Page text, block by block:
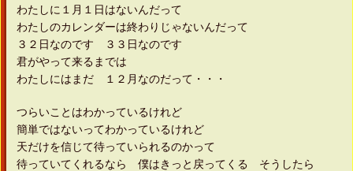
わたしに１月１日はないんだって
わたしのカレンダーは終わりじゃないんだって
３２日なのです ３３日なのです
君がやって来るまでは
わたしにはまだ １２月なのだって・・・
つらいことはわかっているけれど
簡単ではないってわかっているけれど
天だけを信じて待っていられるのかって
待っていてくれるなら 僕はきっと戻ってくる そうしたら